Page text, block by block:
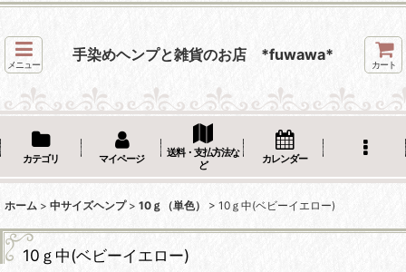
メニュー
手染めヘンプと雑貨のお店 *fuwawa*
カート
カテゴリ マイページ
送料・支払方法な
ど
カレンダー
ホーム > 中サイズヘンプ > 10ｇ（単色） > 10ｇ中(ベビーイエロー)
10ｇ中(ベビーイエロー)